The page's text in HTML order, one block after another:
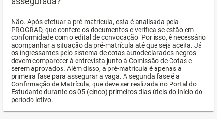
Não. Após efetuar a pré-matrícula, esta é analisada pela
PROGRAD, que confere os documentos e verifica se estão em
conformidade com o edital de convocação. Por isso, é necessário
acompanhar a situação da pré-matrícula até que seja aceita. Já
os ingressantes pelo sistema de cotas autodeclarados negros
devem comparecer à entrevista junto à Comissão de Cotas e
serem aprovados. Além disso, a pré-matrícula é apenas a
primeira fase para assegurar a vaga. A segunda fase é a
Confirmação de Matrícula, que deve ser realizada no Portal do
Estudante durante os 05 (cinco) primeiros dias úteis do início do
período letivo.